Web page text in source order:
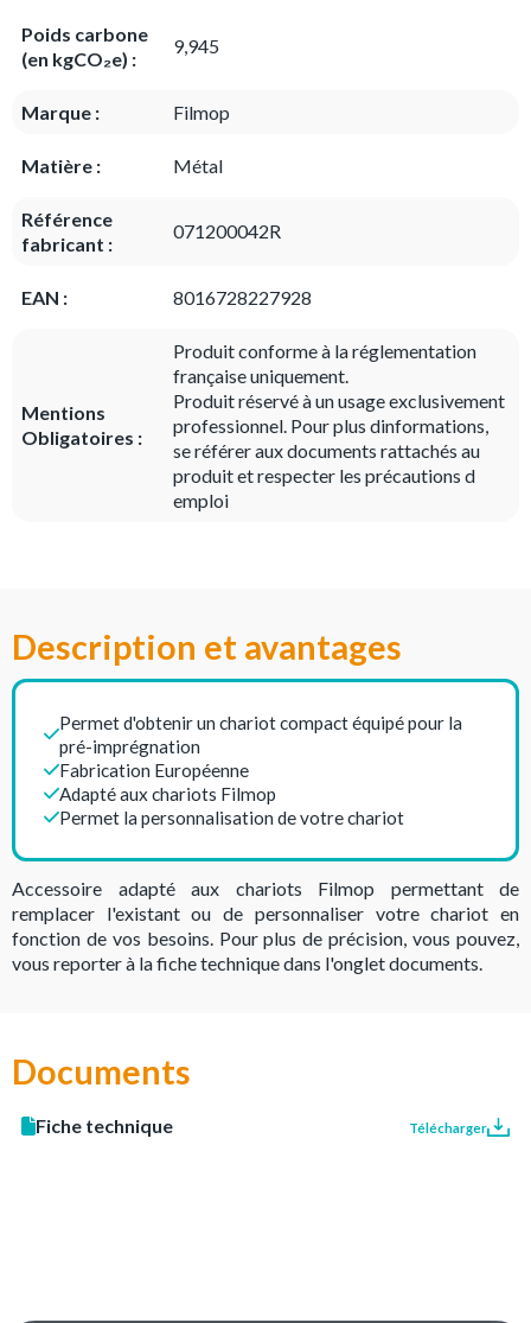
Poids carbone
(en kgCO₂e) :
9,945
Marque : Filmop
Matière : Métal
Référence
fabricant :
071200042R
EAN : 8016728227928
Mentions
Obligatoires :
Produit conforme à la réglementation
française uniquement.
Produit réservé à un usage exclusivement
professionnel. Pour plus dinformations,
se référer aux documents rattachés au
produit et respecter les précautions d
emploi
Description et avantages
Permet d'obtenir un chariot compact équipé pour la
pré-imprégnation
Fabrication Européenne
Adapté aux chariots Filmop
Permet la personnalisation de votre chariot
Accessoire adapté aux chariots Filmop permettant de
remplacer l'existant ou de personnaliser votre chariot en
fonction de vos besoins. Pour plus de précision, vous pouvez,
vous reporter à la fiche technique dans l'onglet documents.
Documents
Fiche technique Télécharger